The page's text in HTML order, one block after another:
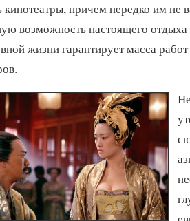
кинотеатры, причем нередко им не
возможность настоящего отдыха
жизни гарантирует масса